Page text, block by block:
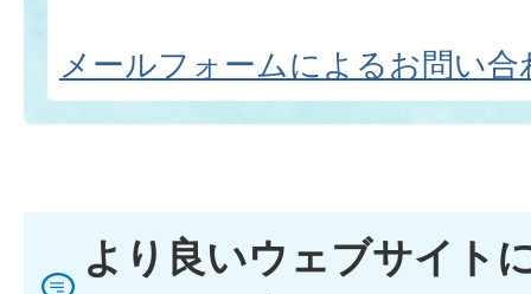
メールフォームによるお問い合
より良いウェブサイト